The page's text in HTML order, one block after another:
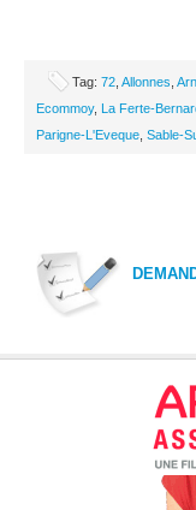
Tag: 72 Allonnes
Ecommoy, La Ferte-
Parigne-L'Eveque Sable-